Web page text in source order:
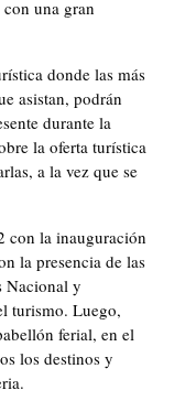
una gran
donde las más
asistan, podrán
durante la
la oferta turística
a la vez que se
con la inauguración
la presencia de las
Nacional y
turismo. Luego,
ferial, en el
los destinos y